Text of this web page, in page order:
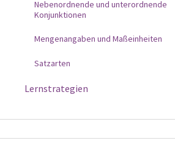
Nebenordnende und unterordnende
Konjunktionen
Mengenangaben und Maßeinheiten
Satzarten
Lernstrategien